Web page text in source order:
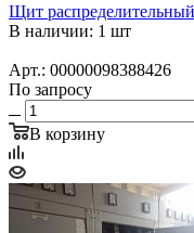
Щит
В наличии: 1 шт
Арт.: 00000098388426
По запросу
В корзину